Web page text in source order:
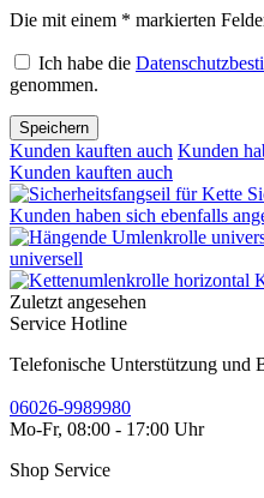
Die mit einem * markierten
Ich habe die
genommen.
Speichern
Kunden kauften auch Kunden
Kunden kauften auch
Kunden haben sich ebenfalls
universell
Zuletzt angesehen
Service Hotline
Telefonische Unterstützung und
06026-9989980
Mo-Fr, 08:00 - 17:00 Uhr
Shop Service